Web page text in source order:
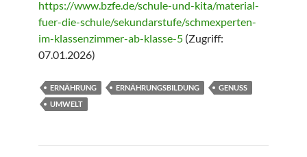
https://www.bzfe.de/schule-und-kita/material-
fuer-die-schule/sekundarstufe/schmexperten-
im-klassenzimmer-ab-klasse-5 (Zugriff:
07.01.2026)
ERNÄHRUNG ERNÄHRUNGSBILDUNG
GENUSS
UMWELT